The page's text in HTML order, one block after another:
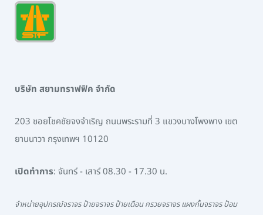
บริษัท สยามทราฟฟิค จำกัด
203 ซอยโชคชัยจงจำเริญ ถนนพระรามที่ 3 แขวงบางโพงพาง เขต
ยานนาวา กรุงเทพฯ 10120
เปิดทำการ: จันทร์ - เสาร์ 08.30 - 17.30 น.
จำหน่ายอุปกรณ์จราจร ป้ายจราจร ป้ายเตือน กรวยจราจร แผงกั้นจราจร ป้อม